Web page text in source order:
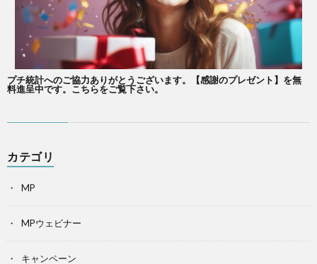
プチ統計へのご協力ありがとうございます。【感謝のプレゼント】を無
料進呈中です。こちらをご覧下さい。
カテゴリ
MP
MPウェビナー
キャンペーン